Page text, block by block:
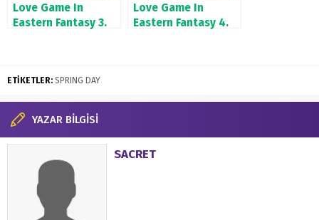
Love Game In
Eastern Fantasy 3.
Love Game In
Eastern Fantasy 4.
ETİKETLER: SPRING DAY
YAZAR BİLGİSİ
SACRET